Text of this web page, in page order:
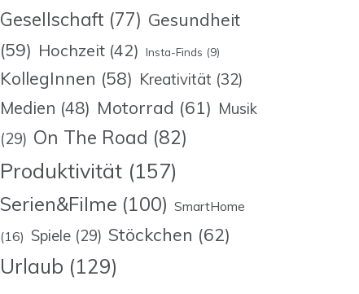
Gesellschaft (77) Gesundheit
(59) Hochzeit (42) Insta-Finds (9)
KollegInnen (58) Kreativität (32)
Medien (48) Motorrad (61) Musik
(29) On The Road (82)
Produktivität (157)
Serien&Filme (100) SmartHome
(16) Spiele (29) Stöckchen (62)
Urlaub (129)